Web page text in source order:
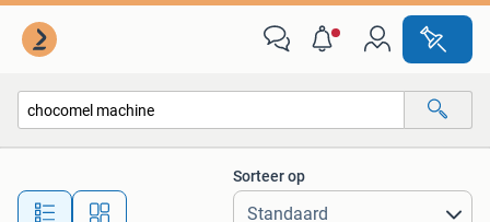
Alle afstanden…
Sorteer op